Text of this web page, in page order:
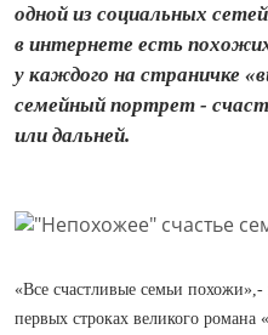
одной из социальных
в интернете есть
у каждого на страничке
семейный портрет -
или дальней.
«Все счастливые семьи
первых строках великого